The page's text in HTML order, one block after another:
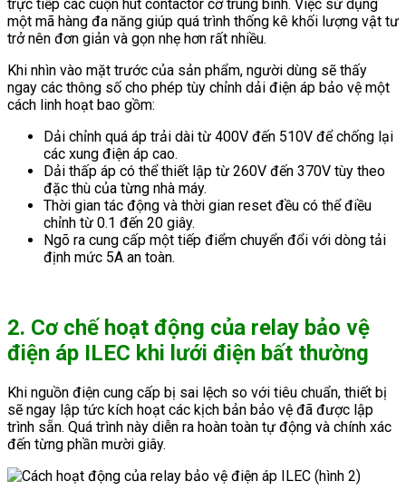
trực tiếp các cuộn hút contactor cỡ trung bình. Việc sử dụng
một mã hàng đa năng giúp quá trình thống kê khối lượng vật tư
trở nên đơn giản và gọn nhẹ hơn rất nhiều.
Khi nhìn vào mặt trước của sản phẩm, người dùng sẽ thấy
ngay các thông số cho phép tùy chỉnh dải điện áp bảo vệ một
cách linh hoạt bao gồm:
Dải chỉnh quá áp trải dài từ 400V đến 510V để chống lại
các xung điện áp cao.
Dải thấp áp có thể thiết lập từ 260V đến 370V tùy theo
đặc thù của từng nhà máy.
Thời gian tác động và thời gian reset đều có thể điều
chỉnh từ 0.1 đến 20 giây.
Ngõ ra cung cấp một tiếp điểm chuyển đổi với dòng tải
định mức 5A an toàn.
2. Cơ chế hoạt động của relay bảo vệ
điện áp ILEC khi lưới điện bất thường
Khi nguồn điện cung cấp bị sai lệch so với tiêu chuẩn, thiết bị
sẽ ngay lập tức kích hoạt các kịch bản bảo vệ đã được lập
trình sẵn. Quá trình này diễn ra hoàn toàn tự động và chính xác
đến từng phần mười giây.